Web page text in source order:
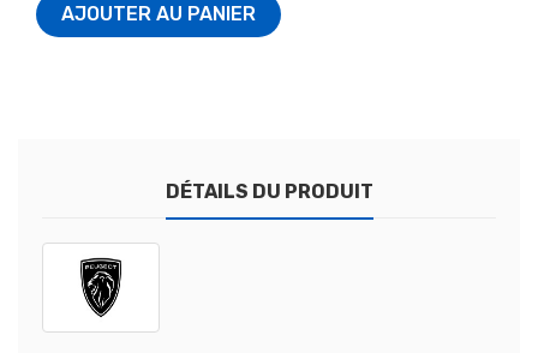
AJOUTER AU PANIER
DÉTAILS DU PRODUIT